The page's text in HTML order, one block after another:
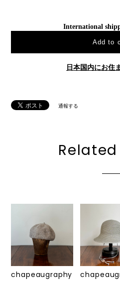
International
Add to
日本国内にお住
通報する
chapeaugraphy